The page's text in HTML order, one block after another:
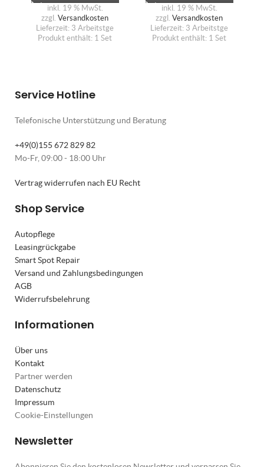
inkl. 19 % MwSt.
zzgl. Versandkosten
Lieferzeit: 3 Arbeitstge
Produkt enthält: 1 Set
inkl. 19 % MwSt.
zzgl. Versandkosten
Lieferzeit: 3 Arbeitstge
Produkt enthält: 1 Set
Service Hotline
Telefonische Unterstützung und Beratung
+49(0)155 672 829 82
Mo-Fr, 09:00 - 18:00 Uhr
Vertrag widerrufen nach EU Recht
Shop Service
Autopflege
Leasingrückgabe
Smart Spot Repair
Versand und Zahlungsbedingungen
AGB
Widerrufsbelehrung
Informationen
Über uns
Kontakt
Partner werden
Datenschutz
Impressum
Cookie-Einstellungen
Newsletter